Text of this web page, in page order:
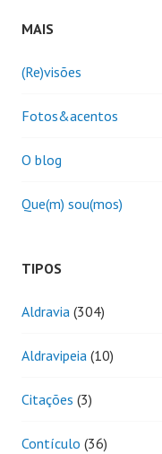
MAIS
(Re)visões
Fotos&acentos
O blog
Que(m) sou(mos)
TIPOS
Aldravia (304)
Aldravipeia (10)
Citações (3)
Contículo (36)